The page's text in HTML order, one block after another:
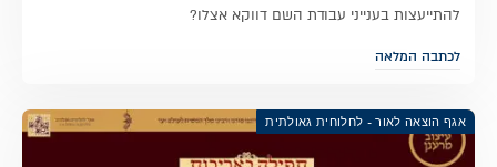
להתייעצות בענייני עבודת השם דווקא אצלו?
לכתבה המלאה
אגף הוצאה לאור - לחלוחית גאולתית